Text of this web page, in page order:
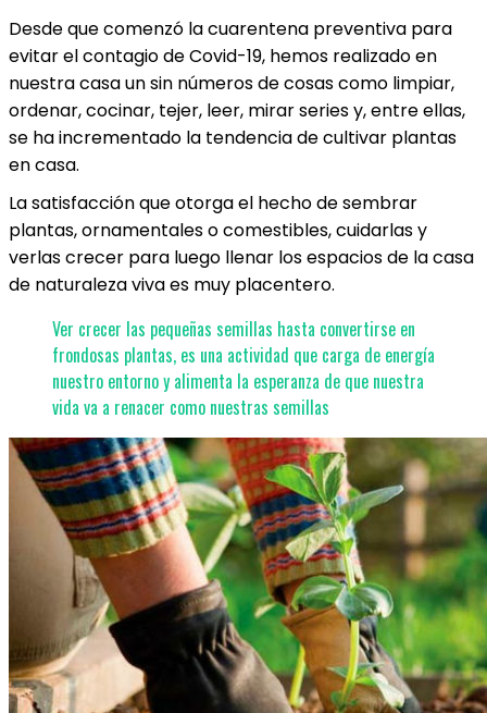
Desde que comenzó la cuarentena preventiva para
evitar el contagio de Covid-19, hemos realizado en
nuestra casa un sin números de cosas como limpiar,
ordenar, cocinar, tejer, leer, mirar series y, entre ellas,
se ha incrementado la tendencia de cultivar plantas
en casa.
La satisfacción que otorga el hecho de sembrar
plantas, ornamentales o comestibles, cuidarlas y
verlas crecer para luego llenar los espacios de la casa
de naturaleza viva es muy placentero.
Ver crecer las pequeñas semillas hasta convertirse en
frondosas plantas, es una actividad que carga de energía
nuestro entorno y alimenta la esperanza de que nuestra
vida va a renacer como nuestras semillas